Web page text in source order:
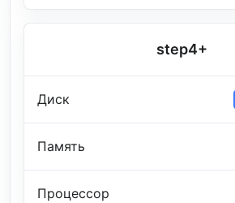
step4+
Диск
Память
Процессор